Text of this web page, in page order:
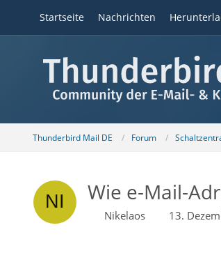
Startseite Nachrichten
Thunderbird Mail DE Forum
Wie e-Mail-
Nikelaos 13.